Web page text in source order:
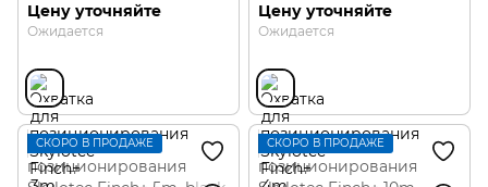
Цену уточняйте
Ожидается
Цену уточняйте
Ожидается
СКОРО В ПРОДАЖЕ СКОРО В ПРОДАЖЕ